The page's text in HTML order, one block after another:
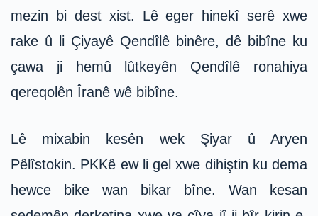
mezin bi dest xist. Lê eger hinekî serê xwe
rake û li Çiyayê Qendîlê binêre, dê bibîne ku
çawa ji hemû lûtkeyên Qendîlê ronahiya
qereqolên Îranê wê bibîne.
Lê mixabin kesên wek Şiyar û Aryen
Pêlîstokin. PKKê ew li gel xwe dihiştin ku dema
hewce bike wan bikar bîne. Wan kesan